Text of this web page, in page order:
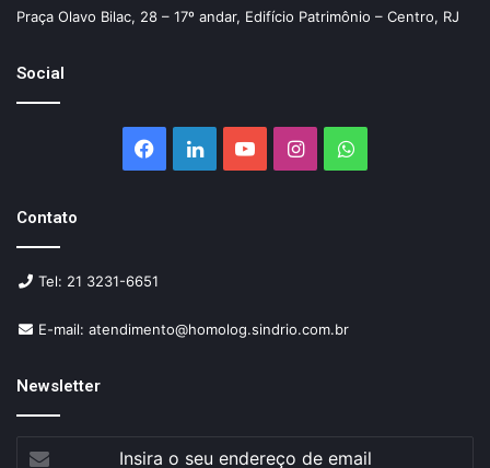
Praça Olavo Bilac, 28 – 17º andar, Edifício Patrimônio – Centro, RJ
Social
Facebook
LinkedinYouTubeInstagramWhatsApp
Contato
Tel: 21 3231-6651
E-mail: atendimento@homolog.sindrio.com.br
Newsletter